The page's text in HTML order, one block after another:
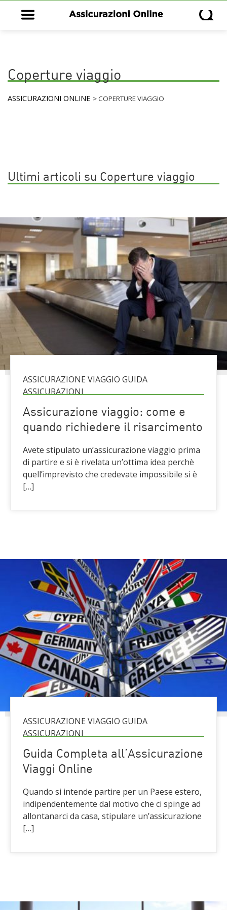
Open main menu Open
Coperture viaggio
ASSICURAZIONI ONLINE >COPERTURE VIAGGIO
Ultimi articoli su Coperture viaggio
ASSICURAZIONE VIAGGIO GUIDA
ASSICURAZIONI
Assicurazione viaggio: come e
quando richiedere il risarcimento
Avete stipulato un’assicurazione viaggio prima
di partire e si è rivelata un’ottima idea perchè
quell’imprevisto che credevate impossibile si è
[…]
ASSICURAZIONE VIAGGIO GUIDA
ASSICURAZIONI
Guida Completa all’Assicurazione
Viaggi Online
Quando si intende partire per un Paese estero,
indipendentemente dal motivo che ci spinge ad
allontanarci da casa, stipulare un’assicurazione
[…]